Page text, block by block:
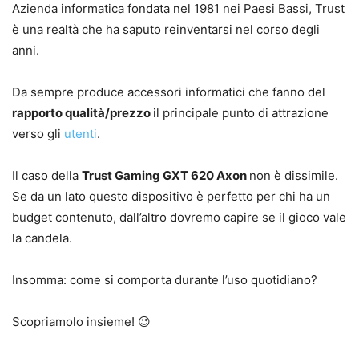
Azienda informatica fondata nel 1981 nei Paesi Bassi, Trust
è una realtà che ha saputo reinventarsi nel corso degli
anni.
Da sempre produce accessori informatici che fanno del
rapporto qualità/prezzo il principale punto di attrazione
verso gli utenti.
Il caso della Trust Gaming GXT 620 Axon non è dissimile.
Se da un lato questo dispositivo è perfetto per chi ha un
budget contenuto, dall’altro dovremo capire se il gioco vale
la candela.
Insomma: come si comporta durante l’uso quotidiano?
Scopriamolo insieme! 😉